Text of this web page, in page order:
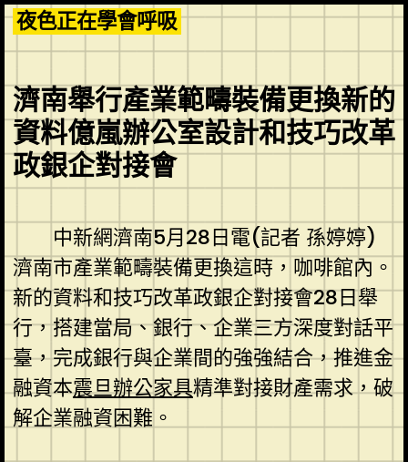
Skip
to
content
夜色正在學會呼吸
濟南舉行產業範疇裝備更換新的
資料億嵐辦公室設計和技巧改革
政銀企對接會
中新網濟南5月28日電(記者 孫婷婷)
濟南市產業範疇裝備更換這時，咖啡館內。
新的資料和技巧改革政銀企對接會28日舉
行，搭建當局、銀行、企業三方深度對話平
臺，完成銀行與企業間的強強結合，推進金
融資本震旦辦公家具精準對接財產需求，破
解企業融資困難。